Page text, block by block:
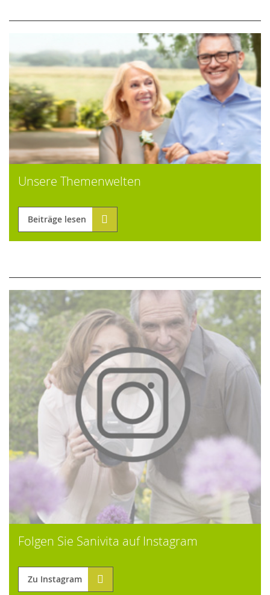
Unsere Themenwelten
Beiträge lesen
Folgen Sie Sanivita auf Instagram
Zu Instagram